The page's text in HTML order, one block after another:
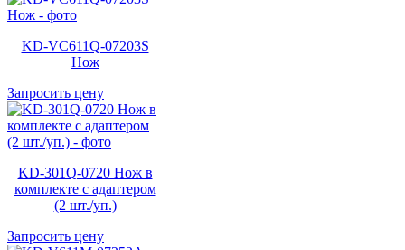
KD-VC611Q-07203S
Нож
Запросить цену
KD-301Q-0720 Нож в
комплекте с адаптером
(2 шт./уп.)
Запросить цену